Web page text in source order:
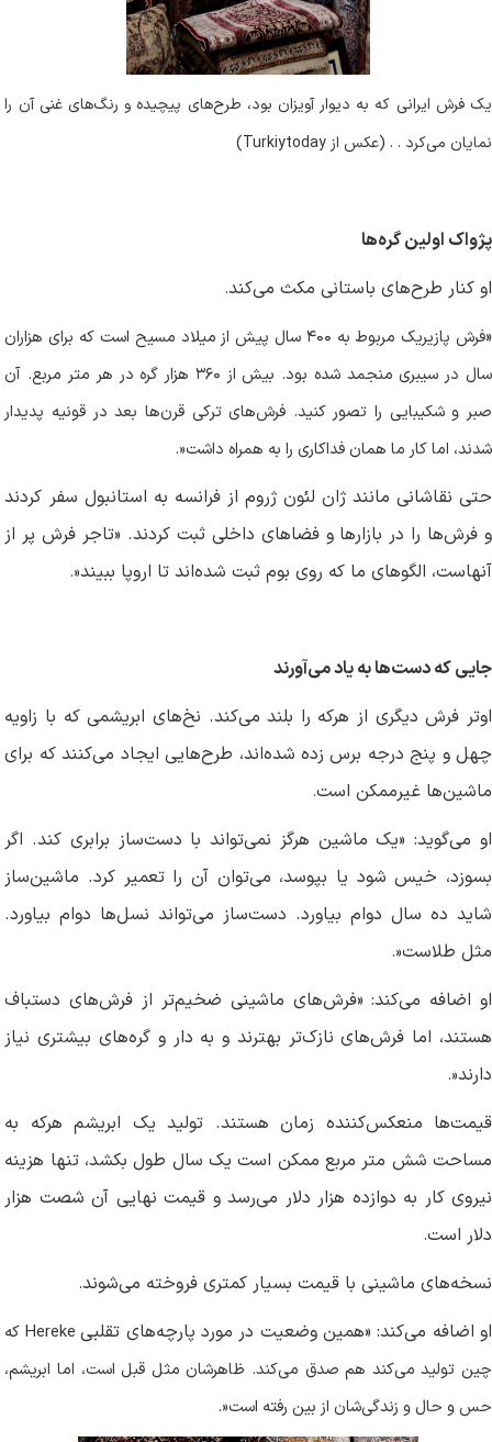
یک فرش ایرانی که به دیوار آویزان بود، طرح‌های پیچیده و رنگ‌های غنی آن را
نمایان می‌کرد . . (عکس از Turkiytoday)
پژواک اولین گره‌ها
او کنار طرح‌های باستانی مکث می‌کند.
«فرش پازیریک مربوط به ۴۰۰ سال پیش از میلاد مسیح است که برای هزاران
سال در سیبری منجمد شده بود. بیش از ۳۶۰ هزار گره در هر متر مربع. آن
صبر و شکیبایی را تصور کنید. فرش‌های ترکی قرن‌ها بعد در قونیه پدیدار
شدند، اما کار ما همان فداکاری را به همراه داشت.»
حتی نقاشانی مانند ژان لئون ژروم از فرانسه به استانبول سفر کردند
و فرش‌ها را در بازارها و فضاهای داخلی ثبت کردند. «تاجر فرش پر از
آنهاست، الگوهای ما که روی بوم ثبت شده‌اند تا اروپا ببیند.»
جایی که دست‌ها به یاد می‌آورند
اوتر فرش دیگری از هرکه را بلند می‌کند. نخ‌های ابریشمی که با زاویه
چهل و پنج درجه برس زده شده‌اند، طرح‌هایی ایجاد می‌کنند که برای
ماشین‌ها غیرممکن است.
او می‌گوید: «یک ماشین هرگز نمی‌تواند با دست‌ساز برابری کند. اگر
بسوزد، خیس شود یا بپوسد، می‌توان آن را تعمیر کرد. ماشین‌ساز
شاید ده سال دوام بیاورد. دست‌ساز می‌تواند نسل‌ها دوام بیاورد.
مثل طلاست.»
او اضافه می‌کند: «فرش‌های ماشینی ضخیم‌تر از فرش‌های دستباف
هستند، اما فرش‌های نازک‌تر بهترند و به دار و گره‌های بیشتری نیاز
دارند.»
قیمت‌ها منعکس‌کننده زمان هستند. تولید یک ابریشم هرکه به
مساحت شش متر مربع ممکن است یک سال طول بکشد، تنها هزینه
نیروی کار به دوازده هزار دلار می‌رسد و قیمت نهایی آن شصت هزار
دلار است.
نسخه‌های ماشینی با قیمت بسیار کمتری فروخته می‌شوند.
او اضافه می‌کند: «همین وضعیت در مورد پارچه‌های تقلبیHereke که
چین تولید می‌کند هم صدق می‌کند. ظاهرشان مثل قبل است، اما ابریشم،
حس و حال و زندگی‌شان از بین رفته است.»